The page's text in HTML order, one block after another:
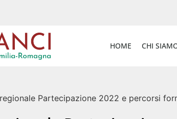
HOME CHI
Partecipazione 2022 e percorsi